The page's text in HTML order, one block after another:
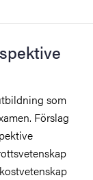
som
Förslag